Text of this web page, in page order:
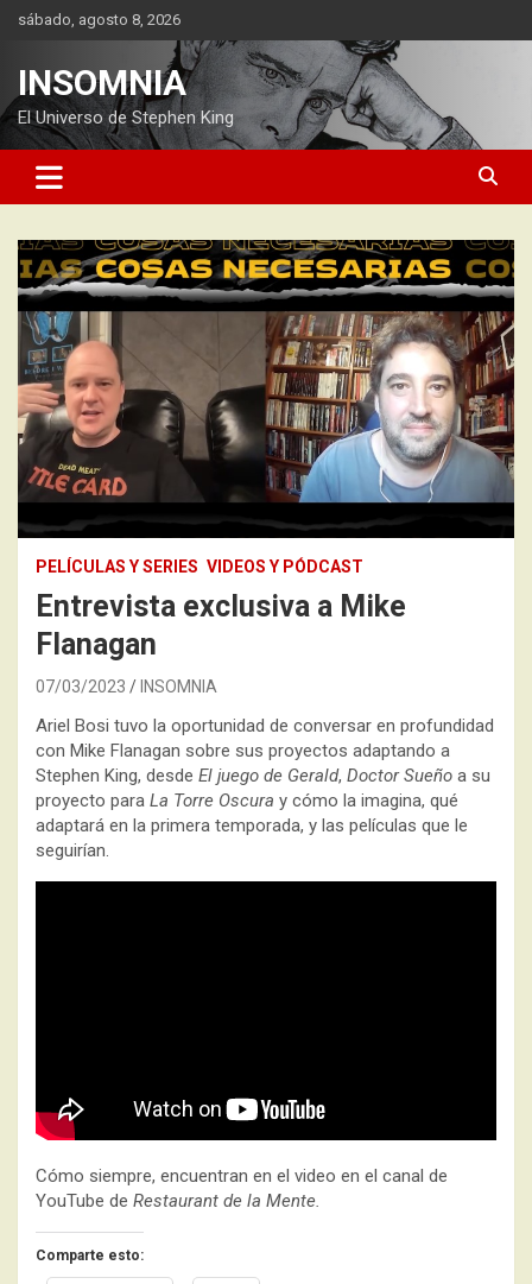
Saltarsábado, agosto 8, 2026
INSOMNIA
El Universo de Stephen King
PELÍCULAS Y SERIES VIDEOS Y PÓDCAST
Entrevista exclusiva a Mike
Flanagan
07/03/2023 INSOMNIA
Ariel Bosi tuvo la oportunidad de conversar en profundidad
con Mike Flanagan sobre sus proyectos adaptando a
Stephen King, desde El juego de Gerald, Doctor Sueño a su
proyecto para La Torre Oscura y cómo la imagina, qué
adaptará en la primera temporada, y las películas que le
seguirían.
Cómo siempre, encuentran en el video en el canal de
YouTube de Restaurant de la Mente.
Comparte esto: